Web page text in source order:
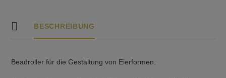
BESCHREIBUNG
Beadroller für die Gestaltung von Eierformen.